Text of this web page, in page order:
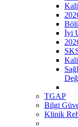
İyi
TGAP
Bilgi
Klinik